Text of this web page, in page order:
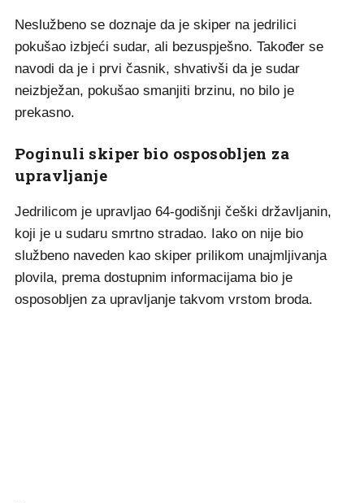
Neslužbeno se doznaje da je skiper na jedrilici
pokušao izbjeći sudar, ali bezuspješno. Također se
navodi da je i prvi časnik, shvativši da je sudar
neizbježan, pokušao smanjiti brzinu, no bilo je
prekasno.
Poginuli skiper bio osposobljen za
upravljanje
Jedrilicom je upravljao 64-godišnji češki državljanin,
koji je u sudaru smrtno stradao. Iako on nije bio
službeno naveden kao skiper prilikom unajmljivanja
plovila, prema dostupnim informacijama bio je
osposobljen za upravljanje takvom vrstom broda.